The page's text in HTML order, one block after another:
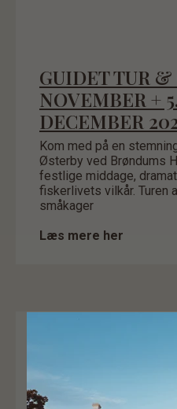
GUIDET TUR &
NOVEMBER +
DECEMBER
Kom med på en
Østerby ved Brøndums
festlige middage,
fiskerlivets vilkår. Turen
småkager
Læs mere her